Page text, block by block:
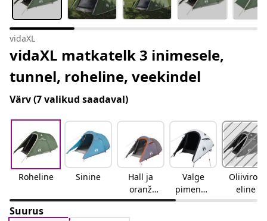
vidaXL
vidaXL matkatelk 3 inimesele,
tunnel, roheline, veekindel
Värv(7 valikud saadaval)
Roheline Sinine
Hall ja
oranž
Hall ja
oranž
Valge
pimenda
v
Oliiviroh
eline
Suurus